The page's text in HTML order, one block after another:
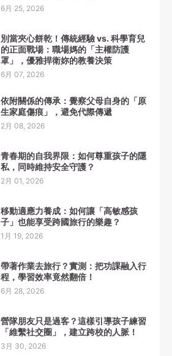
6月 25, 2026
別當夾心餅乾！傳統經驗 vs. 科學育兒
的正面戰場：職場媽的「主權防護
罩」，優雅捍衛妳的教養決策
6月 07, 2026
依附關係的傳承：覺察父母自身的「原
生家庭傷痕」，避免代際傳遞
2月 08, 2026
青春期的自我界限：如何尊重孩子的隱
私，同時維持安全守護？
2月 01, 2026
移動適應力養成：如何讓「高敏感孩
子」也能享受跨國旅行的樂趣？
1月 19, 2026
帶著作業去旅行？實測：把功課融入行
程，學習效率竟然翻倍！
6月 28, 2026
營隊朋友只是過客？這樣引導孩子練習
「維繫社交圈」，建立跨校的人脈！
3月 30, 2026